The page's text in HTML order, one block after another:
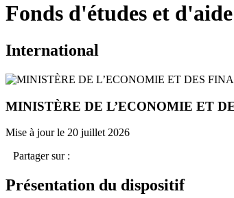
Fonds d'études et
International
MINISTÈRE DE L’ECONOMIE ET
Mise à jour le 20 juillet 2026
Partager sur :
Présentation du dispositif